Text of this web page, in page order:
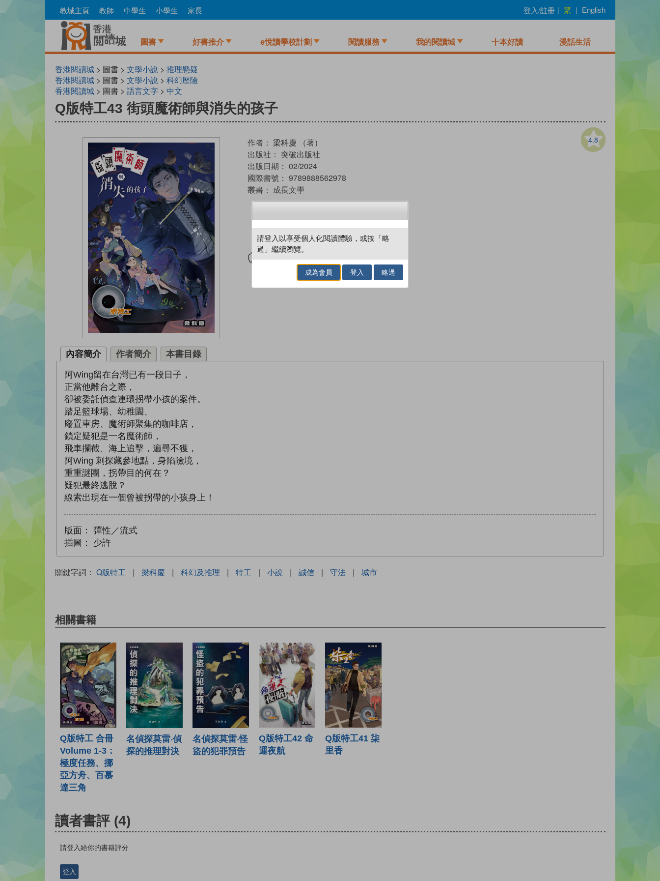
to
教城主頁 教師 中學生 小學生 家長 登入/註冊 | 繁 | English
圖書 好書推介 e悅讀學校計劃 閱讀服務 我的閱讀城 十本好讀 漫話生活
香港閱讀城> 圖書 > 文學小說 > 推理懸疑
香港閱讀城> 圖書 > 文學小說 > 科幻歷險
香港閱讀城> 圖書 > 語言文字> 中文
Q版特工43 街頭魔術師與消失的孩子
4.8
作者： 梁科慶 （著）
出版社： 突破出版社
出版日期： 02/2024
國際書號： 9789888562978
叢書： 成長文學
試閲 加入閱讀紀錄
內容簡介 作者簡介 本書目錄
阿Wing留在台灣已有一段日子，
正當他離台之際，
卻被委託偵查連環拐帶小孩的案件。
踏足籃球場、幼稚園、
廢置車房、魔術師聚集的咖啡店，
鎖定疑犯是一名魔術師，
飛車攔截、海上追擊，遍尋不獲，
阿Wing 刺探藏參地點，身陷險境，
重重謎團，拐帶目的何在？
疑犯最終逃脫？
線索出現在一個曾被拐帶的小孩身上！
版面：
彈性／流式
插圖：
少許
關鍵字詞： Q版特工 | 梁科慶 | 科幻及推理 | 特工 | 小說 | 誠信 | 守法 | 城市
相關書籍
Q版特工 合冊
Volume 1-3：
極度任務、挪
亞方舟、百慕
達三角
名偵探莫雷‧偵
探的推理對決
名偵探莫雷‧怪
盜的犯罪預告
Q版特工42 命
運夜航
Q版特工41 柒
里香
讀者書評 (4)
請登入給你的書籍評分
登入
請登入以享受個人化閱讀體驗，或按「略
過」繼續瀏覽。
成為會員 登入 略過